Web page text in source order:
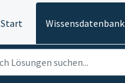
Start Wissensdatenbank